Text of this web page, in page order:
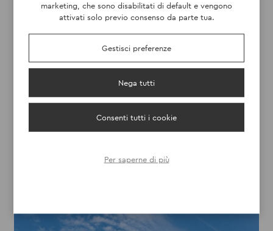
MD SAN MARTINO B.A VERONA
marketing, che sono disabilitati di default e vengono
attivati solo previo consenso da parte tua.
Gestisci preferenze
Nega tutti
Consenti tutti i cookie
Per saperne di più